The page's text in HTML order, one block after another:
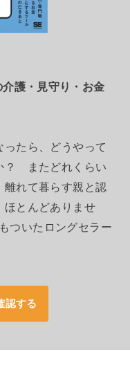
介護・見守り・お金
ったら、どうやって
？ またどれくらい
れて暮らす親と認
ほとんどありませ
ついたロングセラー
認する